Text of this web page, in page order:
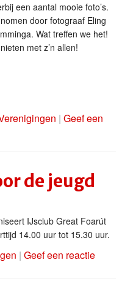
een aantal mooie foto’s.
door fotograaf Eling
Wat treffen we het!
met z’n allen!
| Geef een
de jeugd
IJsclub Great Foarút
14.00 uur tot 15.30 uur.
| Geef een reactie